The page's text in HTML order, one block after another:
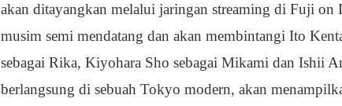
akan ditayangkan melalui jaringan streaming di Fuji on
musim semi mendatang dan akan membintangi Ito
sebagai Rika, Kiyohara Sho sebagai Mikami dan Ishii
berlangsung di sebuah Tokyo modern, akan